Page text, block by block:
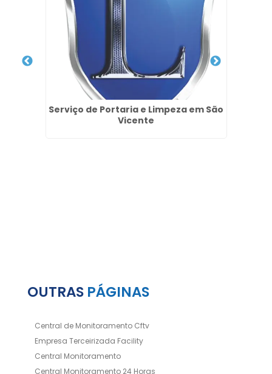
Serviço de Portaria e Limpeza em São
Vicente
OUTRAS PÁGINAS
Central de Monitoramento Cftv
Empresa Terceirizada Facility
Central Monitoramento
Central Monitoramento 24 Horas